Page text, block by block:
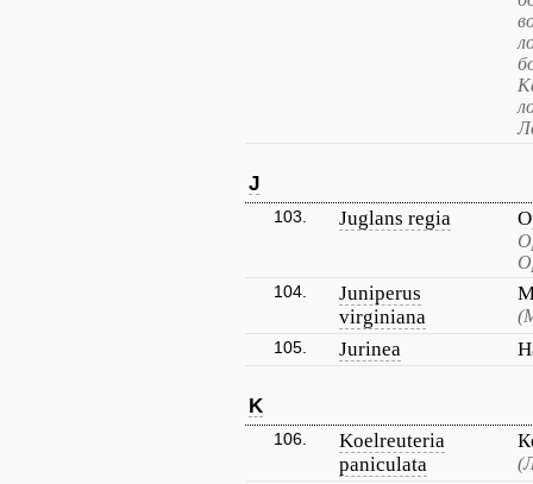
J
103. Juglans regia
104.
Juniperus
virginiana
105. Jurinea
K
106.
Koelreuteria
paniculata